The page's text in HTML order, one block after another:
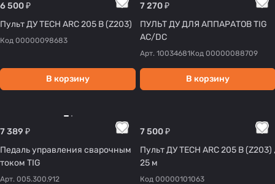
6 500 ₽
Пульт ДУ TECH ARC 205 B (Z203)
Код 00000098683
В корзину
7 270 ₽
ПУЛЬТ ДУ ДЛЯ АППАРАТОВ TIG
AC/DC
Арт. 10034681Код 00000088709
В корзину
7 389 ₽
Педаль управления сварочным
током TIG
Арт. 005.300.912
7 500 ₽
Пульт ДУ TECH ARC 205 B (Z203) ,
25 м
Код 00000101063